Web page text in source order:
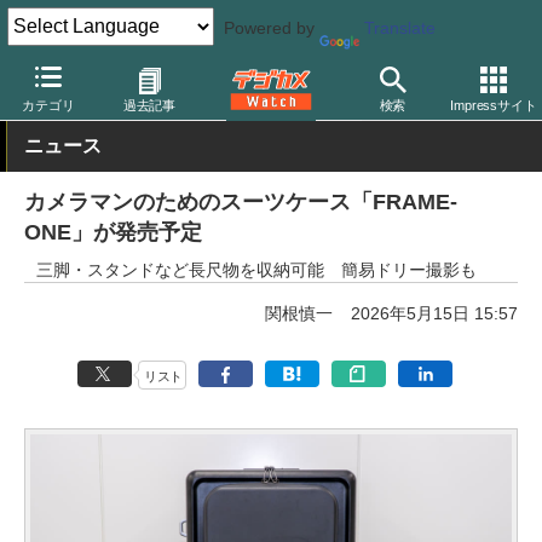
Powered by Translate
カテゴリ 過去記事 検索 Impressサイト
デジカメ Watch 撮影用品 カメラバッグ
ニュース
カメラマンのためのスーツケース「FRAME-
ONE」が発売予定
三脚・スタンドなど長尺物を収納可能 簡易ドリー撮影も
関根慎一 2026年5月15日 15:57
リスト